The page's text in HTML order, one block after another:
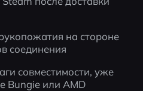
на стороне
соединения
совместимости, уже
Bungie или AMD